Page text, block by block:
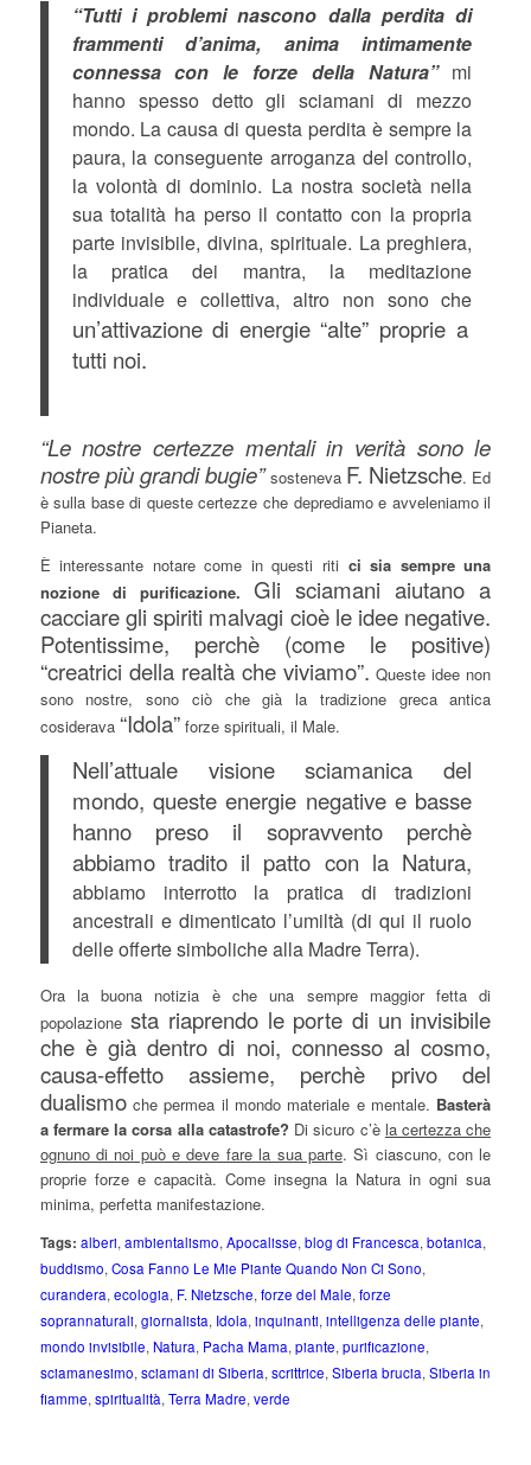
“Tutti i problemi nascono dalla perdita di
frammenti d’anima, anima intimamente
connessa con le forze della Natura”mi
hanno spesso detto gli sciamani di mezzo
mondo. La causa di questa perdita è sempre la
paura, la conseguente arroganza del controllo,
la volontà di dominio. La nostra società nella
sua totalità ha perso il contatto con la propria
parte invisibile, divina, spirituale. La preghiera,
la pratica dei mantra, la meditazione
individuale e collettiva, altro non sono che
un’attivazione di energie “alte” proprie a
tutti noi.
“Le nostre certezze mentali in verità sono le
nostre più grandi bugie”sosteneva F. Nietzsche. Ed
è sulla base di queste certezze che deprediamo e avveleniamo il
Pianeta.
È interessante notare come in questi riti ci sia sempre una
nozione di purificazione.
Gli sciamani aiutano a
cacciare gli spiriti malvagi cioè le idee negative.
Potentissime, perchè (come le positive)
“creatrici della realtà che viviamo”. Queste idee non
sono nostre, sono ciò che già la tradizione greca antica
cosiderava “Idola”forze spirituali, il Male.
Nell’attuale visione sciamanica del
mondo, queste energie negative e basse
hanno preso il sopravvento perchè
abbiamo tradito il patto con la Natura,
abbiamo interrotto la pratica di tradizioni
ancestrali e dimenticato l’umiltà (di qui il ruolo
delle offerte simboliche alla Madre Terra).
Ora la buona notizia è che una sempre maggior fetta di
popolazionesta riaprendo le porte di un invisibile
che è già dentro di noi, connesso al cosmo,
causa-effetto assieme, perchè privo del
dualismoche permea il mondo materiale e mentale. Basterà
a fermare la corsa alla catastrofe? Di sicuro c’è la certezza che
ognuno di noi può e deve fare la sua parte. Sì ciascuno, con le
proprie forze e capacità. Come insegna la Natura in ogni sua
minima, perfetta manifestazione.
Tags: alberi, ambientalismo, Apocalisse, blog di Francesca, botanica,
buddismo, Cosa Fanno Le Mie Piante Quando Non Ci Sono,
curandera, ecologia, F. Nietzsche, forze del Male, forze
soprannaturali, giornalista, Idola, inquinanti, intelligenza delle piante,
mondo invisibile, Natura, Pacha Mama, piante, purificazione,
sciamanesimo, sciamani di Siberia, scrittrice, Siberia brucia, Siberia in
fiamme, spiritualità, Terra Madre, verde